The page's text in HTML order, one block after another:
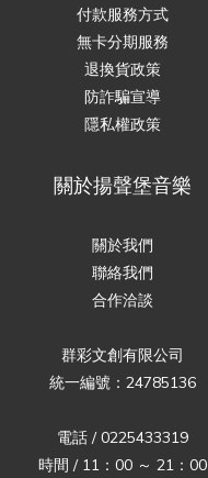
付款服務方式
無卡分期服務
退換貨政策
防詐騙宣導
隱私權政策
關於揚聲堡音樂
關於我們
聯絡我們
合作洽談
群彩文創有限公司
統一編號：24785136
電話 / 0225433319
時間 / 11：00 ～ 21：00